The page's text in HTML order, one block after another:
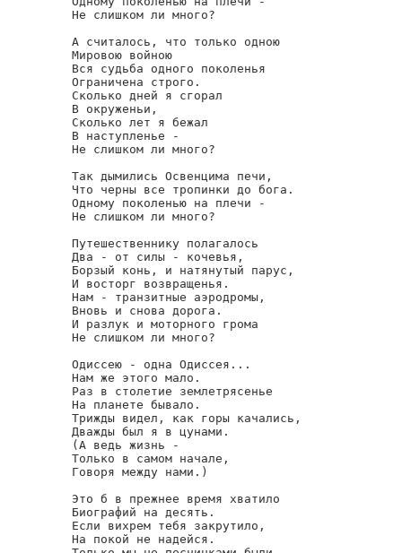
Не слишком ли много?
А считалось, что только одною
Мировою войною
Вся судьба одного поколенья
Ограничена строго.
Сколько дней я сгорал
В окруженьи,
Сколько лет я бежал
В наступленье -
Не слишком ли много?
Так дымились Освенцима печи,
Что черны все тропинки до бога.
Одному поколенью на плечи -
Не слишком ли много?
Путешественнику полагалось
Два - от силы - кочевья,
Борзый конь, и натянутый парус,
И восторг возвращенья.
Нам - транзитные аэродромы,
Вновь и снова дорога.
И разлук и моторного грома
Не слишком ли много?
Одиссею - одна Одиссея...
Нам же этого мало.
Раз в столетие землетрясенье
На планете бывало.
Трижды видел, как горы качались,
Дважды был я в цунами.
(А ведь жизнь -
Только в самом начале,
Говоря между нами.)
Это б в прежнее время хватило
Биографий на десять.
Если вихрем тебя закрутило,
На покой не надейся.